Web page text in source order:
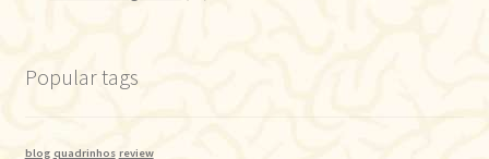
Popular tags
blog quadrinhos review